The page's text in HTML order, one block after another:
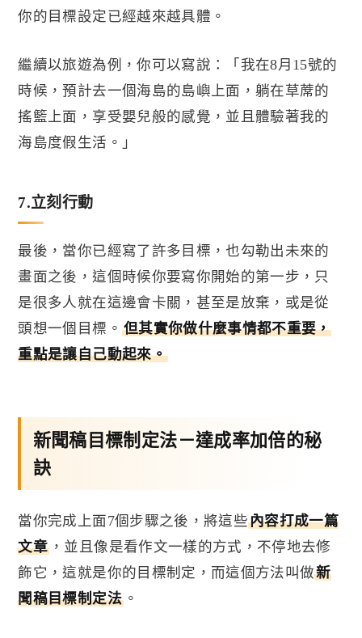
你的目標設定已經越來越具體。
繼續以旅遊為例，你可以寫說：「我在8月 15號的
時候，預計去一個海島的島嶼上面，躺在草蓆的
搖籃上面，享受嬰兒般的感覺，並且體驗著我的
海島度假生活。」
7.立刻行動
最後，當你已經寫了許多目標，也勾勒出未來的
畫面之後，這個時候你要寫你開始的第一步，只
是很多人就在這邊會卡關，甚至是放棄，或是從
頭想一個目標。 但其實你做什麼事情都不重要，
重點是讓自己動起來。
新聞稿目標制定法－達成率加倍的秘
訣
當你完成上面7個步驟之後，將這些內容打成一篇
文章 ，並且像是看作文一樣的方式，不停地去修
飾它，這就是你的目標制定，而這個方法叫做新
聞稿目標制定法。